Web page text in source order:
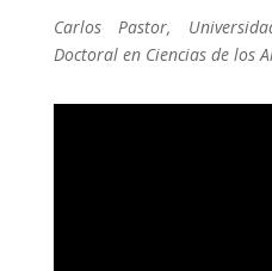
Carlos Pastor,
Doctoral en Ciencias de los